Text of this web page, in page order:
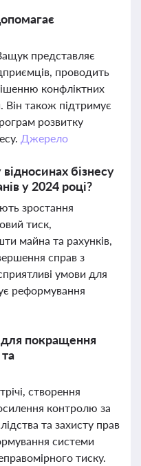
представляє
проводить
конфліктних
Він також підтримує
розвитку
Джерело
бізнесу
у 2024 році?
зростання
тиск,
майна та рахунків,
справ з
умови для
реформування
покращення
створення
контролю за
та захисту прав
системи
тиску.